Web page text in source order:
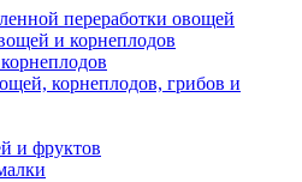
переработки овощей
и корнеплодов
корнеплодов, грибов и
и фруктов